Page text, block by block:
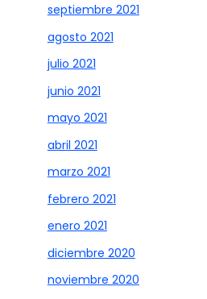
septiembre 2021
agosto 2021
julio 2021
junio 2021
mayo 2021
abril 2021
marzo 2021
febrero 2021
enero 2021
diciembre 2020
noviembre 2020